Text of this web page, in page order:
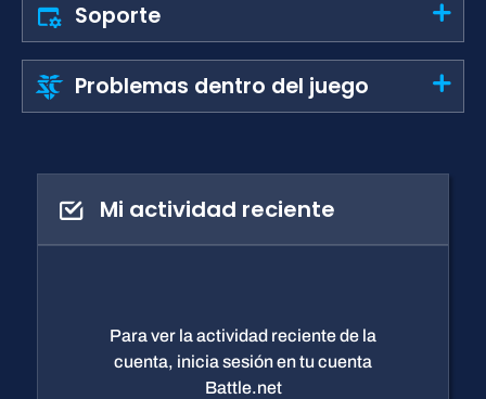
Soporte
Problemas dentro del juego
Mi actividad reciente
Para ver la actividad reciente de la
cuenta, inicia sesión en tu cuenta
Battle.net